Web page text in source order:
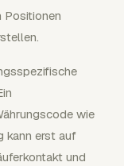
Positionen
wie
kann erst auf
und